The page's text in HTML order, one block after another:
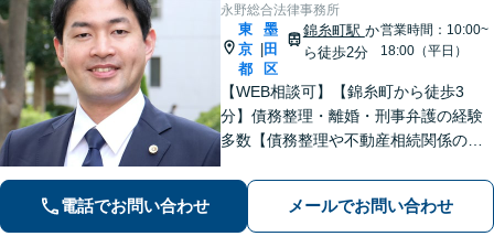
永野総合法律事務所
東
京
都
墨
田
区
錦糸町駅 か
ら徒歩2分
営業時間：10:00~
18:00（平日）
【WEB相談可】【錦糸町から徒歩3
分】債務整理・離婚・刑事弁護の経験
多数【債務整理や不動産相続関係の著
談ください【LINEで連絡可】【夜間・
休日面談可】【完全個室】【法テラス
利用可】
電話でお問い合わせ メールでお問い合わせ